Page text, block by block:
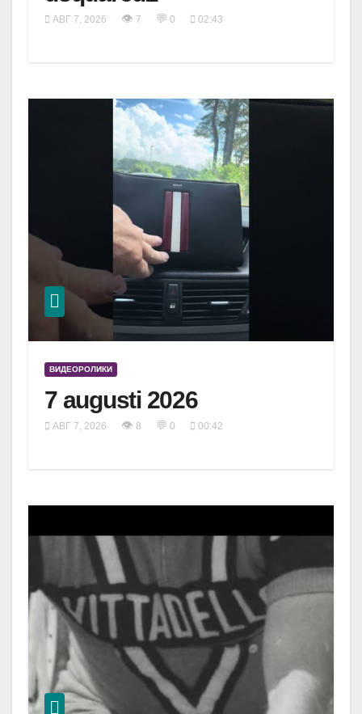
АВГ 7, 2026 👁 7 💬 0 02:43
ВИДЕОРОЛИКИ
7 augusti 2026
АВГ 7, 2026 👁 8 💬 0 00:42